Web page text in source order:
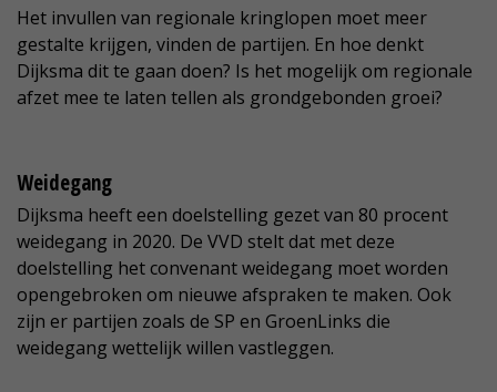
Het invullen van regionale kringlopen moet meer
gestalte krijgen, vinden de partijen. En hoe denkt
Dijksma dit te gaan doen? Is het mogelijk om regionale
afzet mee te laten tellen als grondgebonden groei?
Weidegang
Dijksma heeft een doelstelling gezet van 80 procent
weidegang in 2020. De VVD stelt dat met deze
doelstelling het convenant weidegang moet worden
opengebroken om nieuwe afspraken te maken. Ook
zijn er partijen zoals de SP en GroenLinks die
weidegang wettelijk willen vastleggen.